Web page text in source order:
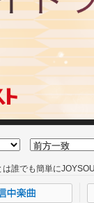
誰でも簡単に